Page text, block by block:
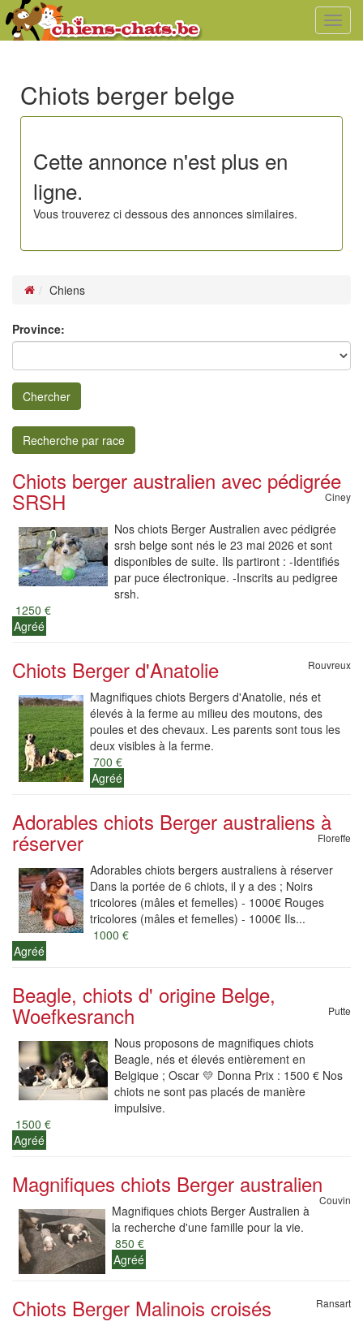
Chiots berger belge
Cette annonce n'est plus en
ligne.
Vous trouverez ci dessous des annonces similaires.
Chiens
Province:
Chercher
Recherche par race
Chiots berger australien avec pédigrée
SRSH Ciney
Nos chiots Berger Australien avec pédigrée
srsh belge sont nés le 23 mai 2026 et sont
disponibles de suite. Ils partiront : -Identifiés
par puce électronique. -Inscrits au pedigree
srsh.
1250 €
Agréé
Chiots Berger d'Anatolie Rouvreux
Magnifiques chiots Bergers d'Anatolie, nés et
élevés à la ferme au milieu des moutons, des
poules et des chevaux. Les parents sont tous les
deux visibles à la ferme.
700 €
Agréé
Adorables chiots Berger australiens à
réserver Floreffe
Adorables chiots bergers australiens à réserver
Dans la portée de 6 chiots, il y a des ; Noirs
tricolores (mâles et femelles) - 1000€ Rouges
tricolores (mâles et femelles) - 1000€ Ils...
1000 €
Agréé
Beagle, chiots d' origine Belge,
Woefkesranch Putte
Nous proposons de magnifiques chiots
Beagle, nés et élevés entièrement en
Belgique ; Oscar 💛 Donna Prix : 1500 € Nos
chiots ne sont pas placés de manière
impulsive.
1500 €
Agréé
Magnifiques chiots Berger australien
Couvin
Magnifiques chiots Berger Australien à
la recherche d'une famille pour la vie.
850 €
Agréé
Chiots Berger Malinois croisés Ransart